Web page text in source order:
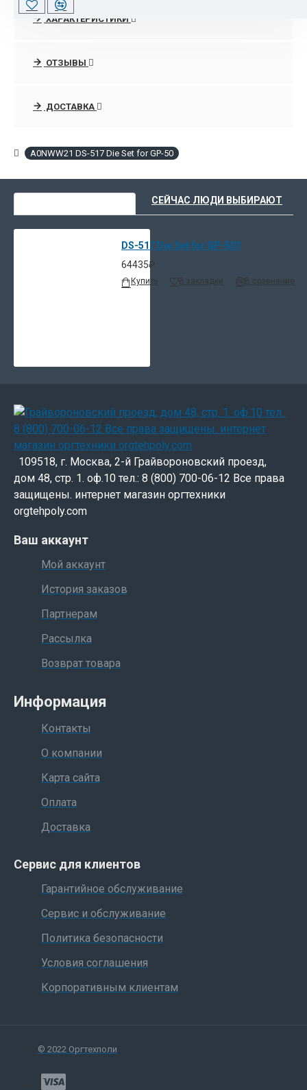
ХАРАКТЕРИСТИКИ
ОТЗЫВЫ
ДОСТАВКА
A0NWW21 DS-517 Die Set for GP-50
СЕЙЧАС ЛЮДИ ВЫБИРАЮТ
DS-517 Die Set for GP-501
64435₽
Купить В закладки В сравнение
109518, г. Москва, 2-й Грайвороновский проезд,
дом 48, стр. 1. оф.10 тел.: 8 (800) 700-06-12 Все права
защищены. интернет магазин оргтехники
orgtehpoly.com
Ваш аккаунт
Мой аккаунт
История заказов
Партнерам
Рассылка
Возврат товара
Информация
Контакты
О компании
Карта сайта
Оплата
Доставка
Сервис для клиентов
Гарантийное обслуживание
Сервис и обслуживание
Политика безопасности
Условия соглашения
Корпоративным клиентам
© 2022 Оргтехполи